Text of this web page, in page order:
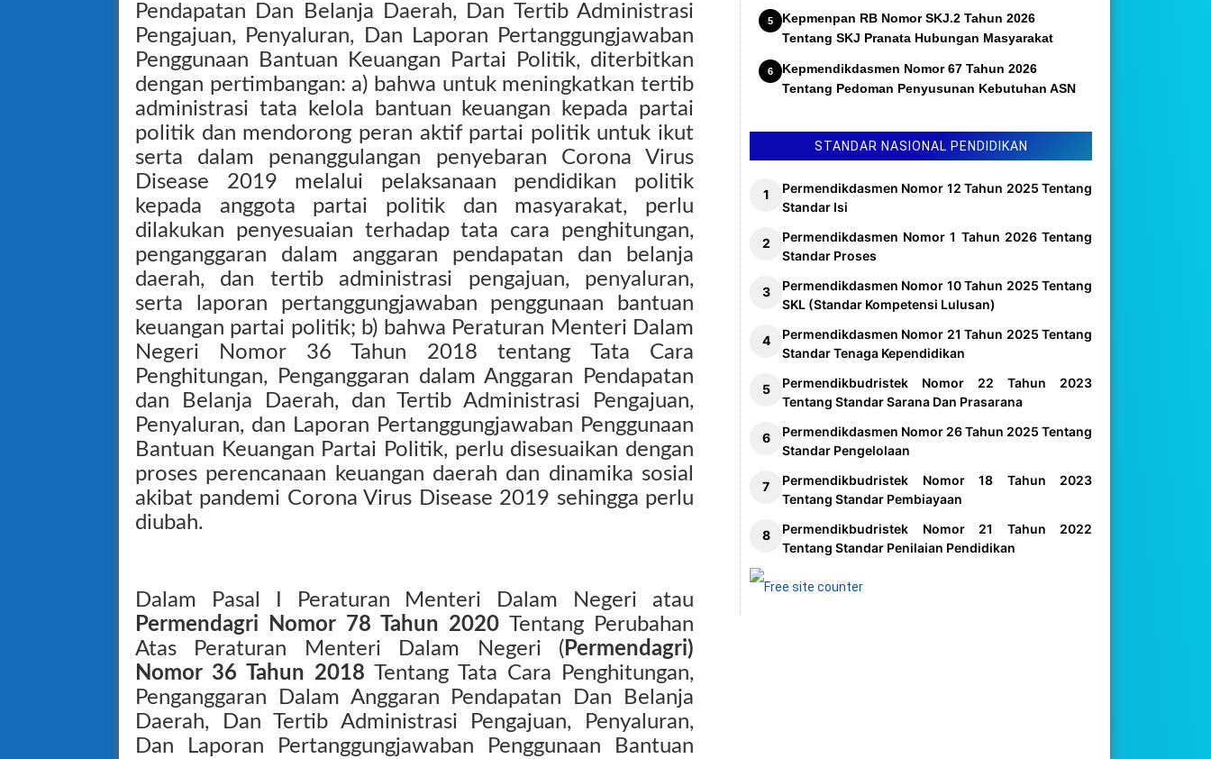
Pendapatan Dan Belanja Daerah, Dan Tertib Administrasi
Pengajuan, Penyaluran, Dan Laporan Pertanggungjawaban
Penggunaan Bantuan Keuangan Partai Politik, diterbitkan
dengan pertimbangan: a) bahwa untuk meningkatkan tertib
administrasi tata kelola bantuan keuangan kepada partai
politik dan mendorong peran aktif partai politik untuk ikut
serta dalam penanggulangan penyebaran Corona Virus
Disease 2019 melalui pelaksanaan pendidikan politik
kepada anggota partai politik dan masyarakat, perlu
dilakukan penyesuaian terhadap tata cara penghitungan,
penganggaran dalam anggaran pendapatan dan belanja
daerah, dan tertib administrasi pengajuan, penyaluran,
serta laporan pertanggungjawaban penggunaan bantuan
keuangan partai politik; b) bahwa Peraturan Menteri Dalam
Negeri Nomor 36 Tahun 2018 tentang Tata Cara
Penghitungan, Penganggaran dalam Anggaran Pendapatan
dan Belanja Daerah, dan Tertib Administrasi Pengajuan,
Penyaluran, dan Laporan Pertanggungjawaban Penggunaan
Bantuan Keuangan Partai Politik, perlu disesuaikan dengan
proses perencanaan keuangan daerah dan dinamika sosial
akibat pandemi Corona Virus Disease 2019 sehingga perlu
diubah.
Dalam Pasal I Peraturan Menteri Dalam Negeri atau
Permendagri Nomor 78 Tahun 2020 Tentang Perubahan
Atas Peraturan Menteri Dalam Negeri ( Permendagri)
Nomor 36 Tahun 2018 Tentang Tata Cara Penghitungan,
Penganggaran Dalam Anggaran Pendapatan Dan Belanja
Daerah, Dan Tertib Administrasi Pengajuan, Penyaluran,
Dan Laporan Pertanggungjawaban Penggunaan Bantuan
Kepmenpan RB Nomor SKJ.2 Tahun 2026
Tentang SKJ Pranata Hubungan Masyarakat
Kepmendikdasmen Nomor 67 Tahun 2026
Tentang Pedoman Penyusunan Kebutuhan ASN
STANDAR NASIONAL PENDIDIKAN
Permendikdasmen Nomor 12 Tahun 2025 Tentang
Standar Isi
Permendikdasmen Nomor 1 Tahun 2026 Tentang
Standar Proses
Permendikdasmen Nomor 10 Tahun 2025 Tentang
SKL (Standar Kompetensi Lulusan)
Permendikdasmen Nomor 21 Tahun 2025 Tentang
Standar Tenaga Kependidikan
Permendikbudristek Nomor 22 Tahun 2023
Tentang Standar Sarana Dan Prasarana
Permendikdasmen Nomor 26 Tahun 2025 Tentang
Standar Pengelolaan
Permendikbudristek Nomor 18 Tahun 2023
Tentang Standar Pembiayaan
Permendikbudristek Nomor 21 Tahun 2022
Tentang Standar Penilaian Pendidikan